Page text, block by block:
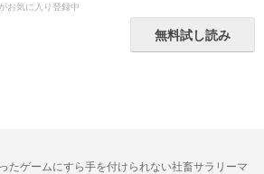
がお気に入り登録中
無料試し読み
たゲームにすら手を付けられない社畜サラリーマ